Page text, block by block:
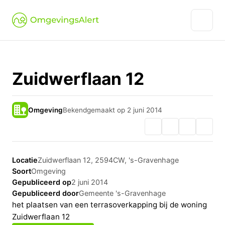
Zuidwerflaan 12
OmgevingBekendgemaakt op 2 juni 2014
LocatieZuidwerflaan 12, 2594CW, 's-Gravenhage
SoortOmgeving
Gepubliceerd op2 juni 2014
Gepubliceerd doorGemeente 's-Gravenhage
het plaatsen van een terrasoverkapping bij de woning
Zuidwerflaan 12